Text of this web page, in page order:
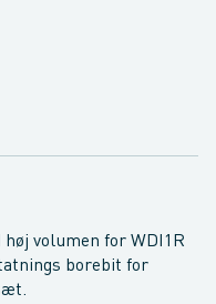
volumen for WDI1R
borebit for